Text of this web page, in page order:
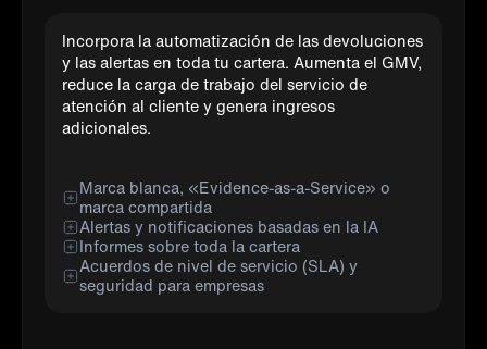
Incorpora la automatización de las devoluciones
y las alertas en toda tu cartera. Aumenta el GMV,
reduce la carga de trabajo del servicio de
atención al cliente y genera ingresos
adicionales.
Marca blanca, «Evidence-as-a-Service» o
marca compartida
Alertas y notificaciones basadas en la IA
Informes sobre toda la cartera
Acuerdos de nivel de servicio (SLA) y
seguridad para empresas